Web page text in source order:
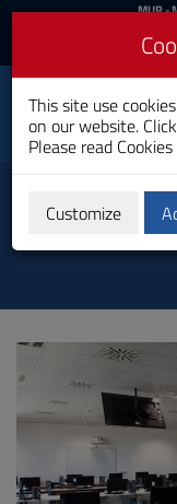
Skip
Content
to
Go
to
MIUR
Login
MUR-
Toggle
navigation
Other
This site use
on our website.
Please read
Customize